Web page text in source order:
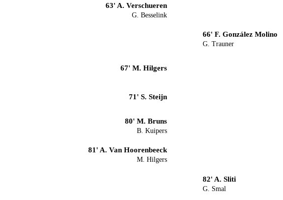
63' A. Verschueren
G. Besselink
66' F. González Molino
G. Trauner
67' M. Hilgers
71' S. Steijn
80' M. Bruns
B. Kuipers
81' A. Van Hoorenbeeck
M. Hilgers
82' A. Sliti
G. Smal